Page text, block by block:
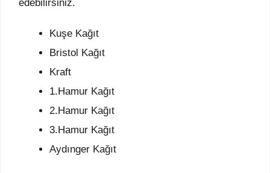
edebilirsiniz.
Kuşe Kağıt
Bristol Kağıt
Kraft
1.Hamur Kağıt
2.Hamur Kağıt
3.Hamur Kağıt
Aydınger Kağıt